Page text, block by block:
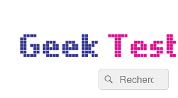
Recherche :
Rechercher